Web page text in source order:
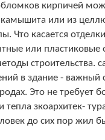
кирпичей
или из
Что касается
или пластиковые
строительства.
в здание -
Это не
тепла зкоархитек-
до сих пор жил